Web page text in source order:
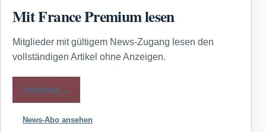
Mit France Premium lesen
Mitglieder mit gültigem News-Zugang lesen den
vollständigen Artikel ohne Anzeigen.
Anmelden →
News-Abo ansehen